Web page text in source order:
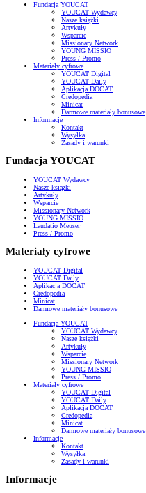
Fundacja YOUCAT
YOUCAT Wydawcy
Nasze książki
Artykuły
Wsparcie
Missionary Network
YOUNG MISSIO
Press / Promo
Materiały cyfrowe
YOUCAT Digital
YOUCAT Daily
Aplikacja DOCAT
Credopedia
Minicat
Darmowe materiały bonusowe
Informacje
Kontakt
Wysyłka
Zasady i warunki
Fundacja YOUCAT
YOUCAT Wydawcy
Nasze książki
Artykuły
Wsparcie
Missionary Network
YOUNG MISSIO
Laudatio Meuser
Press / Promo
Materiały cyfrowe
YOUCAT Digital
YOUCAT Daily
Aplikacja DOCAT
Credopedia
Minicat
Darmowe materiały bonusowe
Fundacja YOUCAT
YOUCAT Wydawcy
Nasze książki
Artykuły
Wsparcie
Missionary Network
YOUNG MISSIO
Press / Promo
Materiały cyfrowe
YOUCAT Digital
YOUCAT Daily
Aplikacja DOCAT
Credopedia
Minicat
Darmowe materiały bonusowe
Informacje
Kontakt
Wysyłka
Zasady i warunki
Informacje